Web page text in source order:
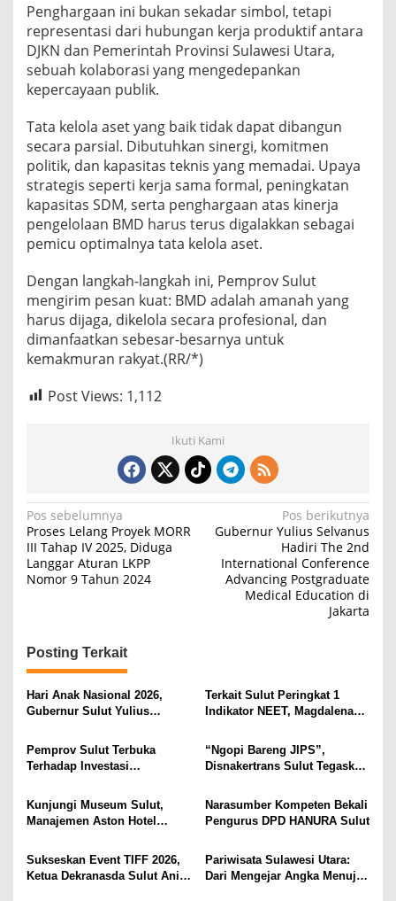
Penghargaan ini bukan sekadar simbol, tetapi
representasi dari hubungan kerja produktif antara
DJKN dan Pemerintah Provinsi Sulawesi Utara,
sebuah kolaborasi yang mengedepankan
kepercayaan publik.
Tata kelola aset yang baik tidak dapat dibangun
secara parsial. Dibutuhkan sinergi, komitmen
politik, dan kapasitas teknis yang memadai. Upaya
strategis seperti kerja sama formal, peningkatan
kapasitas SDM, serta penghargaan atas kinerja
pengelolaan BMD harus terus digalakkan sebagai
pemicu optimalnya tata kelola aset.
Dengan langkah-langkah ini, Pemprov Sulut
mengirim pesan kuat: BMD adalah amanah yang
harus dijaga, dikelola secara profesional, dan
dimanfaatkan sebesar-besarnya untuk
kemakmuran rakyat.(RR/*)
Post Views: 1,112
Ikuti Kami
N
a
v
a
s
i
p
o
s
Pos sebelumnya
Proses Lelang Proyek MORR
III Tahap IV 2025, Diduga
Langgar Aturan LKPP
Nomor 9 Tahun 2024
Pos berikutnya
Gubernur Yulius Selvanus
Hadiri The 2nd
International Conference
Advancing Postgraduate
Medical Education di
Jakarta
Posting Terkait
Hari Anak Nasional 2026,
Gubernur Sulut Yulius
Ruang Aman Bagi Anak, di
Lingkungan Fisik Maupun di
Ruang Digital
Terkait Sulut Peringkat 1
Indikator NEET, Magdalena
Secara Proposional, Agar
Tidak Timbul Persepsi Keliru
Pemprov Sulut Terbuka
Terhadap Investasi
“Ngopi Bareng JIPS”,
Disnakertrans Sulut Tegaskan
Pekerja dari Ancaman PHK
Kunjungi Museum Sulut,
Manajemen Aston Hotel
Kebudayaan Ke Wisatawan
Narasumber Kompeten Bekali
Pengurus DPD HANURA Sulut
Sukseskan Event TIFF 2026,
Ketua Dekranasda Sulut Anik
Pariwisata Sulawesi Utara:
Dari Mengejar Angka Menuju